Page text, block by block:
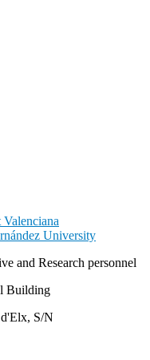
University
and Research personnel
Building
S/N